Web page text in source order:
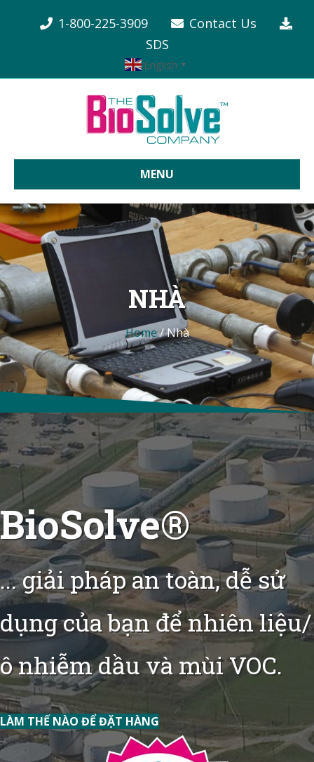
1-800-225-3909
Contact Us
SDS
English ▼
MENU
NHÀ
Home/Nhà
BioSolve®
... giải pháp an toàn, dễ sử
dụng của bạn để nhiên liệu/
ô nhiễm dầu và mùi VOC.
LÀM THẾ NÀO ĐỂ ĐẶT HÀNG